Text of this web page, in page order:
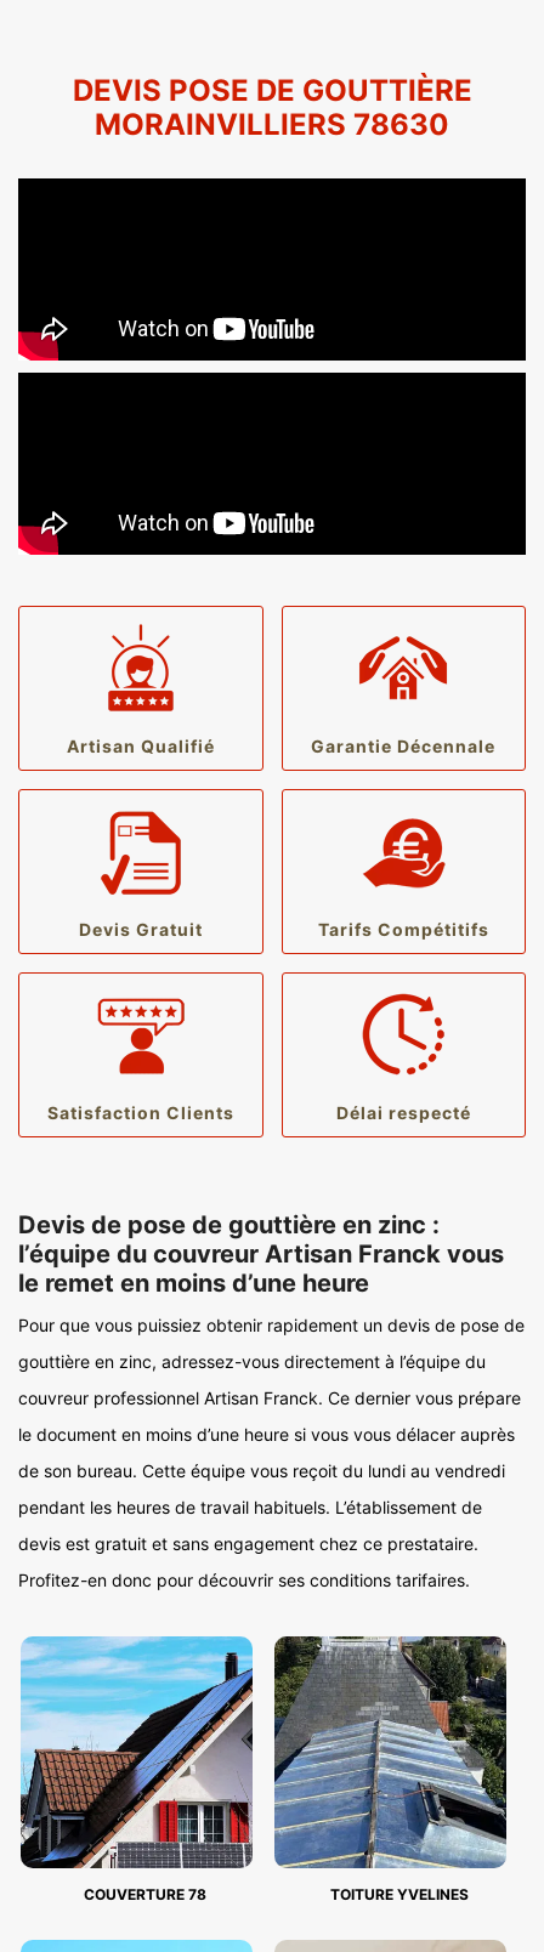
DEVIS POSE DE GOUTTIÈRE
MORAINVILLIERS 78630
Artisan Qualifié Garantie Décennale
Devis Gratuit Tarifs Compétitifs
Satisfaction Clients Délai respecté
Devis de pose de gouttière en zinc :
l’équipe du couvreur Artisan Franck vous
le remet en moins d’une heure
Pour que vous puissiez obtenir rapidement un devis de pose de
gouttière en zinc, adressez-vous directement à l’équipe du
couvreur professionnel Artisan Franck. Ce dernier vous prépare
le document en moins d’une heure si vous vous délacer auprès
de son bureau. Cette équipe vous reçoit du lundi au vendredi
pendant les heures de travail habituels. L’établissement de
devis est gratuit et sans engagement chez ce prestataire.
Profitez-en donc pour découvrir ses conditions tarifaires.
COUVERTURE 78 TOITURE YVELINES